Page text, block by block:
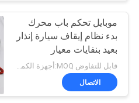
مراقبة
الجودة
اتصل
موبايل تحكم باب محرك
بدء نظام إيقاف سيارة إنذار
بعيد بنفايات معيار
الاتصال